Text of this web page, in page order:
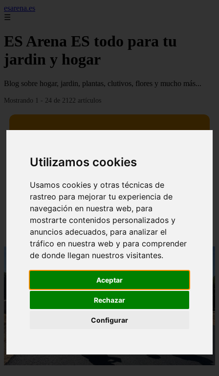
Utilizamos cookies
Usamos cookies y otras técnicas de
rastreo para mejorar tu experiencia de
navegación en nuestra web, para
mostrarte contenidos personalizados y
anuncios adecuados, para analizar el
tráfico en nuestra web y para comprender
de donde llegan nuestros visitantes.
Aceptar
Rechazar
Configurar
esarena.es
☰
ES Arena ES todo para tu
jardin y hogar
Blog sobre hogar, jardin, plantas, clutivos, flores y mucho más...
Mostrando 1 - 24 de 2122 artículos
defendible